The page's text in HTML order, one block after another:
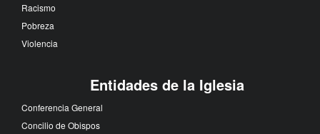
Racismo
Pobreza
Violencia
Entidades de la Iglesia
Conferencia General
Concilio de Obispos